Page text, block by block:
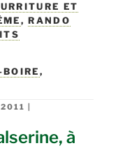
ET
,RANDO
,
|
à